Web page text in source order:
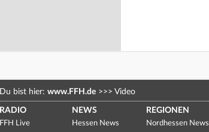
Du bist hier: www.FFH.de >>> Video
RADIO
FFH Live
NEWS
Hessen News
REGIONEN
Nordhessen News